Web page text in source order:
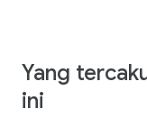
Yang
ini